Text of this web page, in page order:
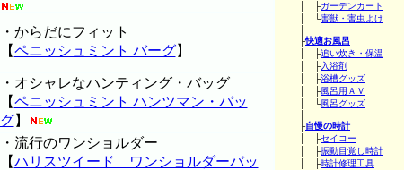
│ ├ガーデンカート
│ └害獣・害虫よけ
├快適お風呂
│ ├追い炊き・保温
│ ├入浴剤
│ ├浴槽グッズ
│ ├風呂用ＡＶ
│ └風呂グッズ
├自慢の時計
│ ├セイコー
│ ├振動目覚し時計
│ ├時計修理工具
・からだにフィット
【ペニッシュミント バーグ】
・オシャレなハンティング・バッグ
【ペニッシュミント ハンツマン・バッ
グ】
・流行のワンショルダー
【ハリスツイード ワンショルダーバッ